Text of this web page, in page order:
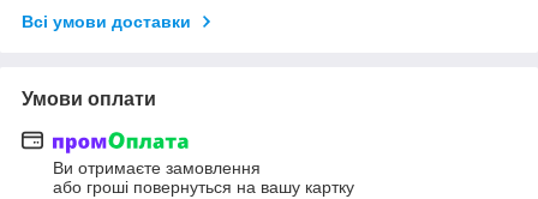
Всі умови доставки
Умови оплати
Ви отримаєте замовлення
або гроші повернуться на вашу картку